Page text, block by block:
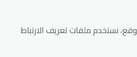
نستخدم ملفات تعريف الارتباط